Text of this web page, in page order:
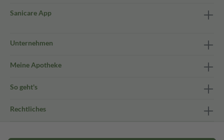
Sanicare App
Unternehmen
Meine Apotheke
So geht's
Rechtliches